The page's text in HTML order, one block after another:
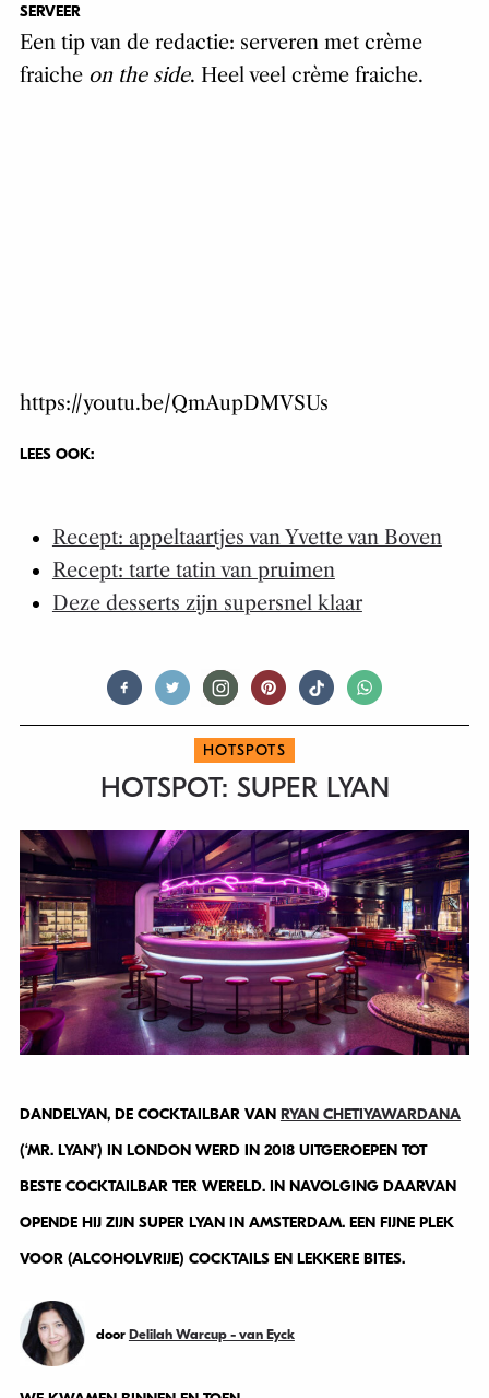
SERVEER
Een tip van de redactie: serveren met crème
fraiche on the side. Heel veel crème fraiche.
https://youtu.be/QmAupDMVSUs
LEES OOK:
Recept: appeltaartjes van Yvette van Boven
Recept: tarte tatin van pruimen
Deze desserts zijn supersnel klaar
HOTSPOTS
HOTSPOT: SUPER LYAN
DANDELYAN, DE COCKTAILBAR VAN RYAN CHETIYAWARDANA
(‘MR. LYAN’) IN LONDON WERD IN 2018 UITGEROEPEN TOT
BESTE COCKTAILBAR TER WERELD. IN NAVOLGING DAARVAN
OPENDE HIJ ZIJN SUPER LYAN IN AMSTERDAM. EEN FIJNE PLEK
VOOR (ALCOHOLVRIJE) COCKTAILS EN LEKKERE BITES.
door Delilah Warcup - van Eyck